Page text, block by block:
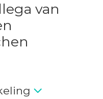
die je krijgt, is
worden geen
We kijken
zodat er
dit actief. Ons
van